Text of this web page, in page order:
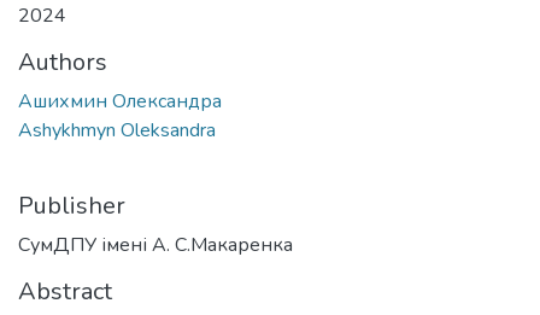
2024
Authors
Ашихмин Олександра
Ashykhmyn Oleksandra
Publisher
СумДПУ імені А. С.Макаренка
Abstract